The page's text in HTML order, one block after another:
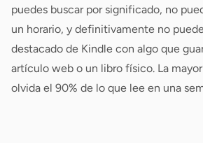
puedes buscar por significado, no
un horario, y definitivamente no
destacado de Kindle con algo que
artículo web o un libro físico. La
olvida el 90% de lo que lee en una